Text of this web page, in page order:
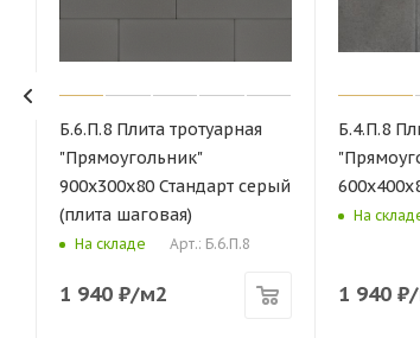
Б.6.П.8 Плита тротуарная
"Прямоугольник"
900х300х80 Стандарт серый
(плита шаговая)
На складе Арт.: Б.6.П.8
1 940₽/м2
Б.4.П.8
На
1 940₽